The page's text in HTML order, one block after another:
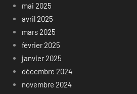
mai 2025
avril 2025
mars 2025
février 2025
janvier 2025
décembre 2024
novembre 2024